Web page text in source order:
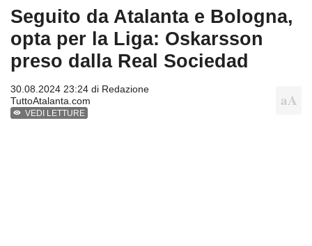
Seguito da Atalanta e Bologna,
opta per la Liga: Oskarsson
preso dalla Real Sociedad
30.08.2024 23:24 di Redazione
TuttoAtalanta.com
VEDI LETTURE